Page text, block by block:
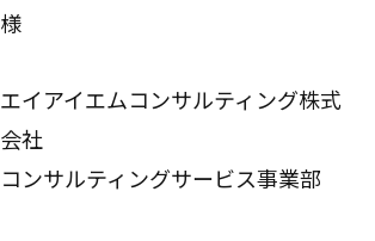
様
エイアイエムコンサルティング株式
会社
コンサルティングサービス事業部